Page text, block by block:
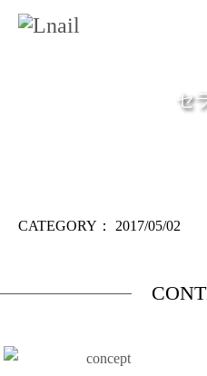
セ
CATEGORY： 2017/05/02